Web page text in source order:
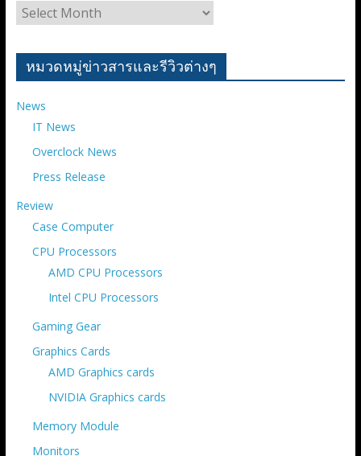
ข่าว
ย้อน
ราย
เดือน
หมวดหมู่ข่าวสารและรีวิวต่างๆ
News
IT News
Overclock News
Press Release
Review
Case Computer
CPU Processors
AMD CPU Processors
Intel CPU Processors
Gaming Gear
Graphics Cards
AMD Graphics cards
NVIDIA Graphics cards
Memory Module
Monitors